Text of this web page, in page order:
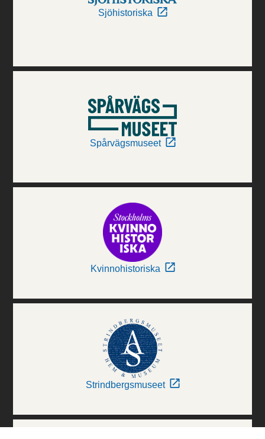
Sjöhistoriska
Spårvägsmuseet
Kvinnohistoriska
Strindbergsmuseet